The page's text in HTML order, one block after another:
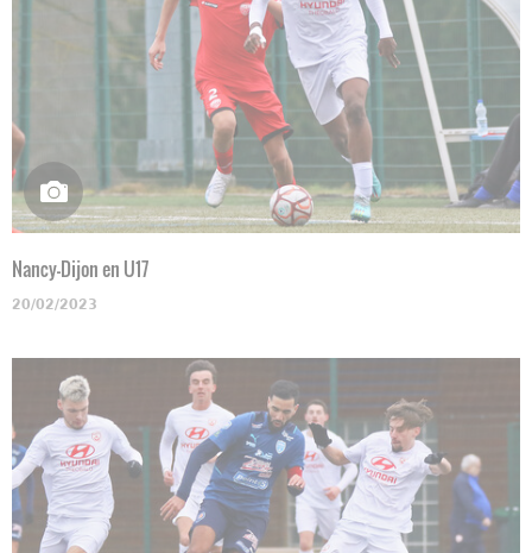
Nancy-Dijon en U17
20/02/2023